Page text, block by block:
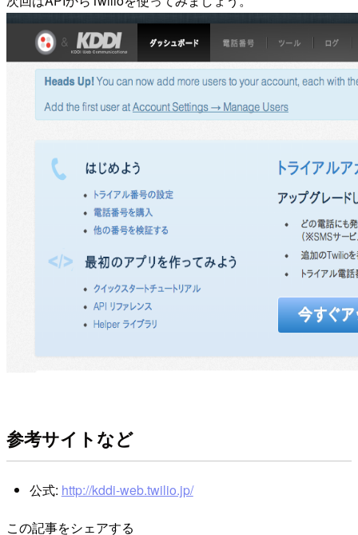
参考サイトなど
公式: http://kddi-web.twilio.jp/
この記事をシェアする